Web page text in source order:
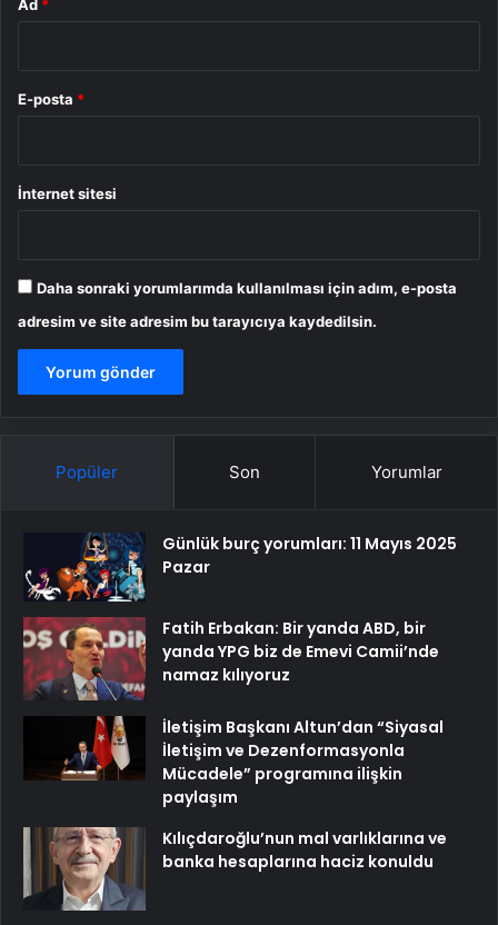
Ad *
E-posta *
İnternet sitesi
Daha sonraki yorumlarımda kullanılması için adım, e-posta
adresim ve site adresim bu tarayıcıya kaydedilsin.
Popüler Son Yorumlar
Günlük burç yorumları: 11 Mayıs 2025
Pazar
Fatih Erbakan: Bir yanda ABD, bir
yanda YPG biz de Emevi Camii’nde
namaz kılıyoruz
İletişim Başkanı Altun’dan “Siyasal
İletişim ve Dezenformasyonla
Mücadele” programına ilişkin
paylaşım
Kılıçdaroğlu’nun mal varlıklarına ve
banka hesaplarına haciz konuldu